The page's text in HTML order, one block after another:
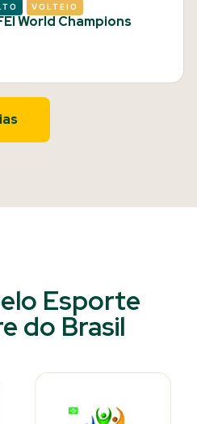
VOLTEIO
World Champions
Esporte
do Brasil​